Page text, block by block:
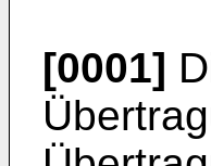
[0001]